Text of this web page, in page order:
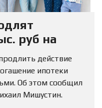
руб на
действие
ипотеки
Об этом сообщил
Мишустин.